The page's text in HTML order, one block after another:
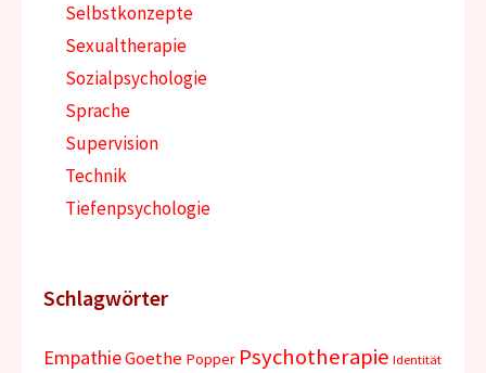
Selbstkonzepte
Sexualtherapie
Sozialpsychologie
Sprache
Supervision
Technik
Tiefenpsychologie
Schlagwörter
EmpathieGoethe Popper Psychotherapie Identität